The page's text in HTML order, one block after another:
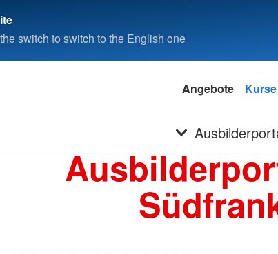
switch to switch to the English one
Angebote Kurse